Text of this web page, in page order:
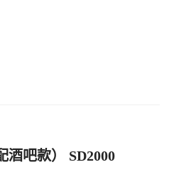
酒吧款） SD2000